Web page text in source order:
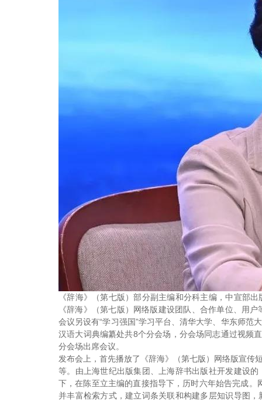
《辞海》（第七版）部分副主编和分科主编，中宣部
《辞海》（第七版）网络版建设团队、合作单位、用
会议另设有“学习强国”学习平台、清华大学、华东师范
汉语大词典编纂处共8个分会场，分会场同志通过视频
分会场出席会议。
发布会上，首先播放了《辞海》（第七版）网络版宣传
等。由上海世纪出版集团、上海辞书出版社开发建设
下，在陈至立主编的直接指导下，历时六年始告完成
并丰富检索方式，建立词条关联和构建多层知识导图